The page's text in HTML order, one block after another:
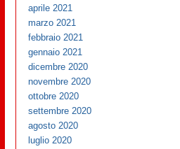
aprile 2021
marzo 2021
febbraio 2021
gennaio 2021
dicembre 2020
novembre 2020
ottobre 2020
settembre 2020
agosto 2020
luglio 2020